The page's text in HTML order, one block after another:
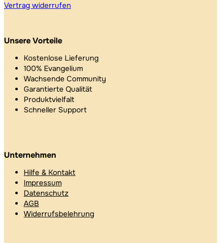
Vertrag widerrufen
Unsere Vorteile
Kostenlose Lieferung
100% Evangelium
Wachsende Community
Garantierte Qualität
Produktvielfalt
Schneller Support
Unternehmen
Hilfe & Kontakt
Impressum
Datenschutz
AGB
Widerrufsbelehrung